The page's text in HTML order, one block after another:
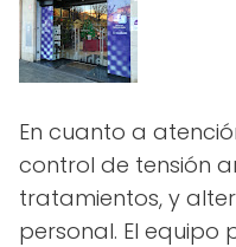
En cuanto a
control de tensión
tratamientos, y
personal. El equipo